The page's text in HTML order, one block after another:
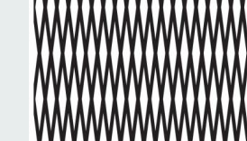
DVD-CD
Embossen
Handige extra's
Hechtingsmaterialen
Anders creatief
Gastenboek